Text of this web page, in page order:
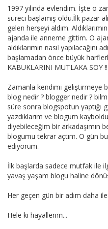
1997 yılında evlendim. İşte o
süreci başlamış oldu.İlk pazar
gelen herşeyi aldım.
ajanda ile anneme gittim. O
aldıklarımın nasıl yapılacağını
başlamadan önce büyük
KABUKLARINI MUTLAKA SOY
Zamanla kendimi geliştirmeye
blog nedir ? blogger nedir ?
süre sonra blogspotun yaptığı
yazdıklarım ve blogum
diyebileceğim bir arkadaşımın
blogumu tekrar açtım. O gün
ediyorum.
İlk başlarda sadece mutfak ile
yavaş yaşam blogu haline
Her geçen gün bir adım daha
Hele ki hayallerim...